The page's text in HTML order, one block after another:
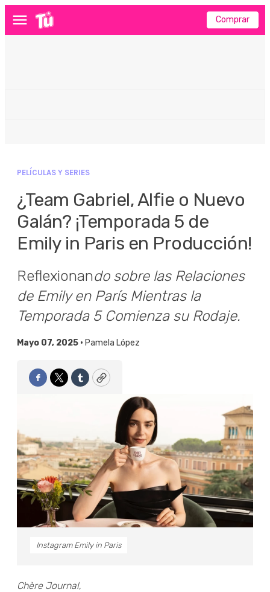
Menú Comprar
PELÍCULAS Y SERIES
¿Team Gabriel, Alfie o Nuevo
Galán? ¡Temporada 5 de
Emily in Paris en Producción!
Reflexionando sobre las Relaciones
de Emily en París Mientras la
Temporada 5 Comienza su Rodaje.
Mayo 07, 2025 • Pamela López
Facebook
TwitterTumblrCopy
Instagram Emily in Paris
Chère Journal,